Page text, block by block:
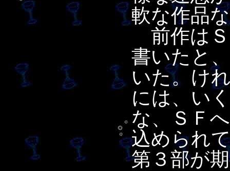
軟な作品
前作は
書いたと
いた。け
には、い
な、ＳＦ
込められ
第３部が